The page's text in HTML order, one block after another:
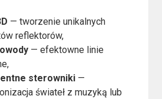
— tworzenie unikalnych
reflektorów,
— efektowne linie
sterowniki —
świateł z muzyką lub